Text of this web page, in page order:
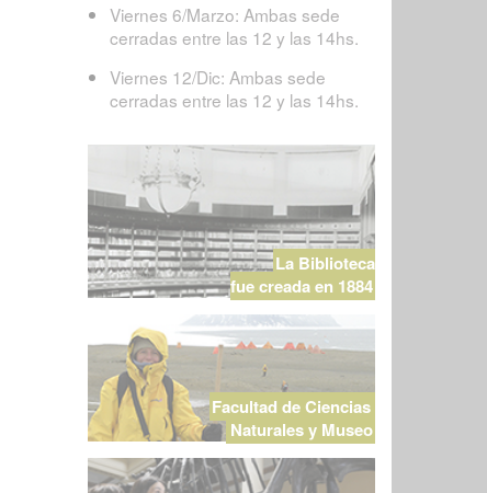
Viernes 6/Marzo: Ambas sede
cerradas entre las 12 y las 14hs.
Viernes 12/Dic: Ambas sede
cerradas entre las 12 y las 14hs.
La Biblioteca
fue creada en 1884
Facultad de Ciencias
Naturales y Museo